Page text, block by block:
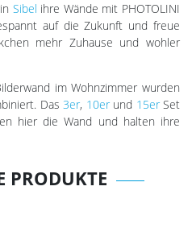
Sibel ihre Wände mit PHOTOLINI
auf die Zukunft und freue
mehr Zuhause und wohler
im Wohnzimmer wurden
Das3er, 10er und 15erSet
hier die Wand und halten ihre
PRODUKTE